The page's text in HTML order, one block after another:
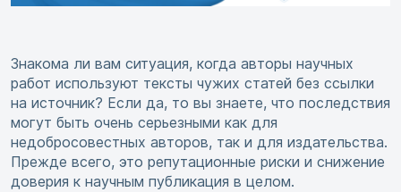
Знакома ли вам ситуация, когда авторы научных
работ используют тексты чужих статей без ссылки
на источник? Если да, то вы знаете, что последствия
могут быть очень серьезными как для
недобросовестных авторов, так и для издательства.
Прежде всего, это репутационные риски и снижение
доверия к научным публикация в целом.